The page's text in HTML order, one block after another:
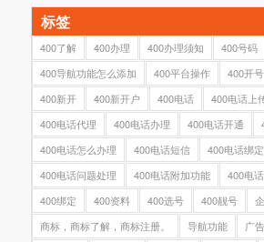
标签
400了解 400办理 400办理须知 400号码
400导航功能怎么添加
400平台操作 400开号
400新开
400新开户 400电话
400电话上
400电话代理
400电话办理 400电话开通
400电话怎么办理
400电话短信 400电话绑定
400电话问题处理
400电话附加功能
400电
400绑定
400资料 400选号 400靓号
商标，商标了解，商标注册。
导航功能 广